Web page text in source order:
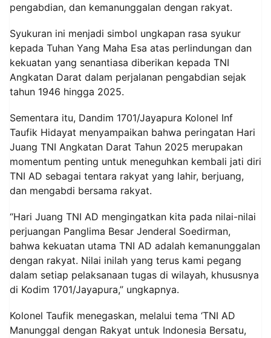
pengabdian, dan kemanunggalan dengan rakyat.
Syukuran ini menjadi simbol ungkapan rasa syukur
kepada Tuhan Yang Maha Esa atas perlindungan dan
kekuatan yang senantiasa diberikan kepada TNI
Angkatan Darat dalam perjalanan pengabdian sejak
tahun 1946 hingga 2025.
Sementara itu, Dandim 1701/Jayapura Kolonel Inf
Taufik Hidayat menyampaikan bahwa peringatan Hari
Juang TNI Angkatan Darat Tahun 2025 merupakan
momentum penting untuk meneguhkan kembali jati diri
TNI AD sebagai tentara rakyat yang lahir, berjuang,
dan mengabdi bersama rakyat.
“Hari Juang TNI AD mengingatkan kita pada nilai-nilai
perjuangan Panglima Besar Jenderal Soedirman,
bahwa kekuatan utama TNI AD adalah kemanunggalan
dengan rakyat. Nilai inilah yang terus kami pegang
dalam setiap pelaksanaan tugas di wilayah, khususnya
di Kodim 1701/Jayapura,” ungkapnya.
Kolonel Taufik menegaskan, melalui tema ‘TNI AD
Manunggal dengan Rakyat untuk Indonesia Bersatu,